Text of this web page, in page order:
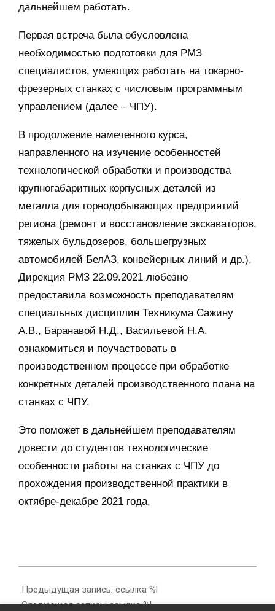
дальнейшем работать.
Первая встреча была обусловлена
необходимостью подготовки для РМЗ
специалистов, умеющих работать на токарно-
фрезерных станках с числовым программным
управлением (далее – ЧПУ).
В продолжение намеченного курса,
направленного на изучение особенностей
технологической обработки и производства
крупногабаритных корпусных деталей из
металла для горнодобывающих предприятий
региона (ремонт и восстановление экскаваторов,
тяжелых бульдозеров, большегрузных
автомобилей БелАЗ, конвейерных линий и др.),
Дирекция РМЗ 22.09.2021 любезно
предоставила возможность преподавателям
специальных дисциплин Техникума Сажину
А.В., Баранавой Н.Д., Васильевой Н.А.
ознакомиться и поучаствовать в
производственном процессе при обработке
конкретных деталей производственного плана на
станках с ЧПУ.
Это поможет в дальнейшем преподавателям
довести до студентов технологические
особенности работы на станках с ЧПУ до
прохождения производственной практики в
октябре-декабре 2021 года.
09-
27
Предыдущая запись: ссылка %l
Следующая запись: ссылка %l